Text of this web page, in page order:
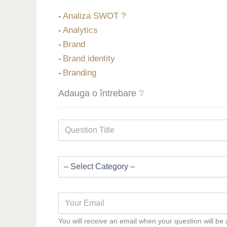
Analiza SWOT ?
Analytics
Brand
Brand identity
Branding
Adauga o întrebare ❔
You will receive an email when your question will be